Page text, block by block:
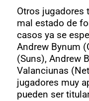
Otros jugadores
mal estado de
casos ya se
Andrew Bynum
(Suns), Andrew
Valanciunas
jugadores muy
pueden ser